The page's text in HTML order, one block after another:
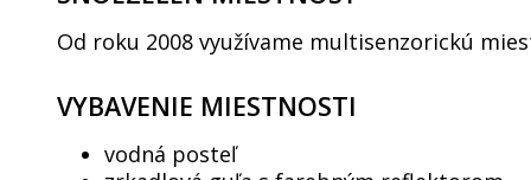
Od roku 2008 využívame multisenzorickú
VYBAVENIE MIESTNOSTI
vodná posteľ